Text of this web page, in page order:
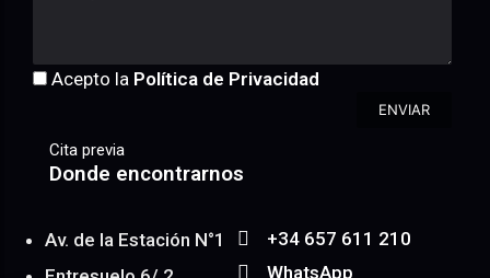
Acepto la Política de Privacidad
ENVIAR
Cita previa
Donde encontrarnos
Av. de la Estación N°1
+34 657 611 210
WhatsApp